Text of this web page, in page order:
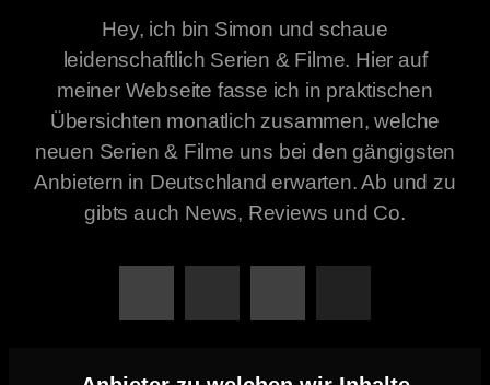
Hey, ich bin Simon und schaue
leidenschaftlich Serien & Filme. Hier auf
meiner Webseite fasse ich in praktischen
Übersichten monatlich zusammen, welche
neuen Serien & Filme uns bei den gängigsten
Anbietern in Deutschland erwarten. Ab und zu
gibts auch News, Reviews und Co.